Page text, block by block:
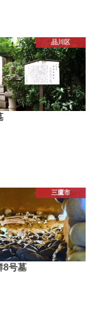
品川区
三鷹市
8号墓